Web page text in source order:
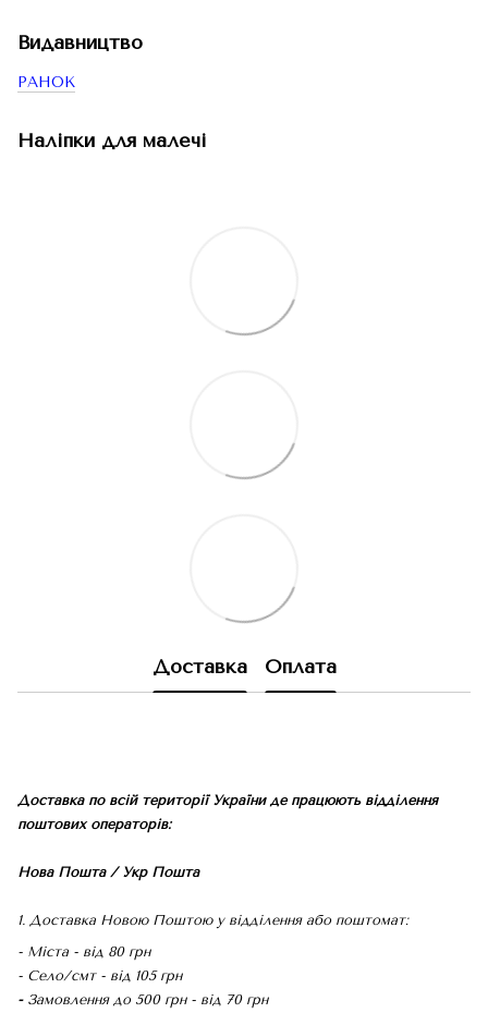
Видавництво
РАНОК
Наліпки для малечі
Доставка Оплата
Доставка по всій території України де працюють відділення
поштових операторів:
Нова Пошта / Укр Пошта
1. Доставка Новою Поштою у відділення або поштомат:
- Міста - від 80 грн
- Село/смт - від 105 грн
-Замовлення до 500 грн - від 70 грн